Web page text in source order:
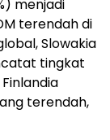
menjadi
terendah di
Slowakia
tingkat
terendah,